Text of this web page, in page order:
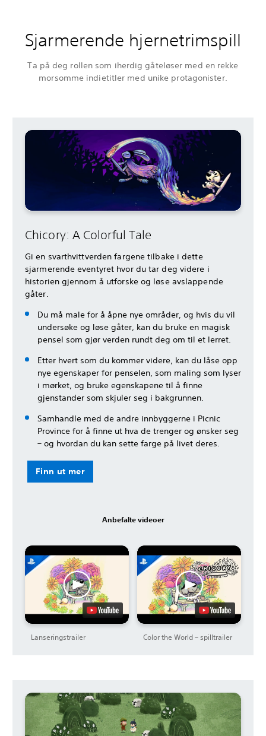
Sjarmerende hjernetrimspill
Ta på deg rollen som iherdig gåteløser med en rekke
morsomme indietitler med unike protagonister.
Chicory: A Colorful Tale
Gi en svarthvittverden fargene tilbake i dette
sjarmerende eventyret hvor du tar deg videre i
historien gjennom å utforske og løse avslappende
gåter.
Du må male for å åpne nye områder, og hvis du vil
undersøke og løse gåter, kan du bruke en magisk
pensel som gjør verden rundt deg om til et lerret.
Etter hvert som du kommer videre, kan du låse opp
nye egenskaper for penselen, som maling som lyser
i mørket, og bruke egenskapene til å finne
gjenstander som skjuler seg i bakgrunnen.
Samhandle med de andre innbyggerne i Picnic
Province for å finne ut hva de trenger og ønsker seg
– og hvordan du kan sette farge på livet deres.
Finn ut mer
Anbefalte videoer
Lanseringstrailer Color the World – spilltrailer